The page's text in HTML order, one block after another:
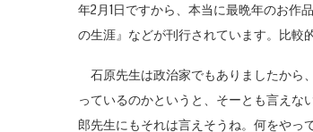
年2月1日ですから、本当に最晩年のお作
の生涯』などが刊行されています。比較
石原先生は政治家でもありましたから
っているのかというと、そーとも言え
郎先生にもそれは言えそうね。何をやっ